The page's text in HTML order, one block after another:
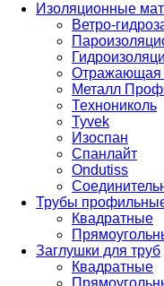
Изоляционные
Ветро-
Отражающая
Металл
Технониколь
Tyvek
Изоспан
Спанлайт
Ondutiss
Трубы
Квадратные
Заглушки для труб
Квадратные